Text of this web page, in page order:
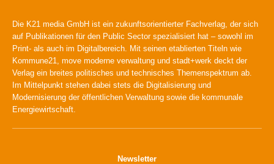
Die K21 media GmbH ist ein zukunftsorientierter Fachverlag, der sich
auf Publikationen für den Public Sector spezialisiert hat – sowohl im
Print- als auch im Digitalbereich. Mit seinen etablierten Titeln wie
Kommune21, move moderne verwaltung und stadt+werk deckt der
Verlag ein breites politisches und technisches Themenspektrum ab.
Im Mittelpunkt stehen dabei stets die Digitalisierung und
Modernisierung der öffentlichen Verwaltung sowie die kommunale
Energiewirtschaft.
Newsletter